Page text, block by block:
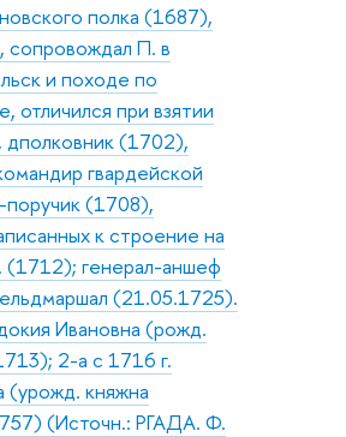
полка (1687),
П. в
и походе по
отличился при взятии
(1702),
гвардейской
поручик (1708),
к строение на
(1712); генерал-аншеф
(21.05.1725).
Ивановна (рожд.
2-а с 1716 г.
(урожд. княжна
(Источн.: РГАДА. Ф.